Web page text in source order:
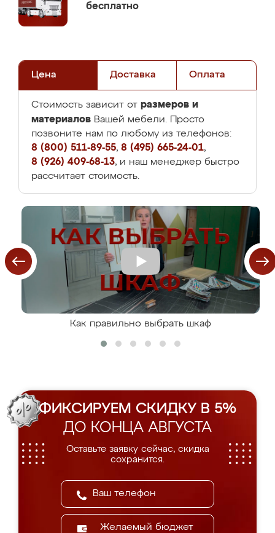
бесплатно
Цена Доставка Оплата
Стоимость зависит от размеров и
материалов Вашей мебели. Просто
позвоните нам по любому из телефонов:
8 (800) 511-89-55, 8 (495) 665-24-01,
8 (926) 409-68-13, и наш менеджер быстро
рассчитает стоимость.
Как правильно выбрать шкаф
ФИКСИРУЕМ СКИДКУ В 5%
ДО КОНЦА АВГУСТА
Оставьте заявку сейчас, скидка
сохранится.
Желаемый бюджет